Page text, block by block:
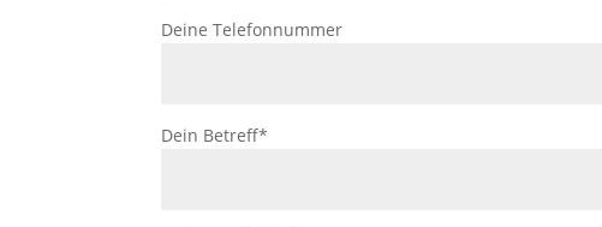
Deine Telefonnummer
Dein Betreff*